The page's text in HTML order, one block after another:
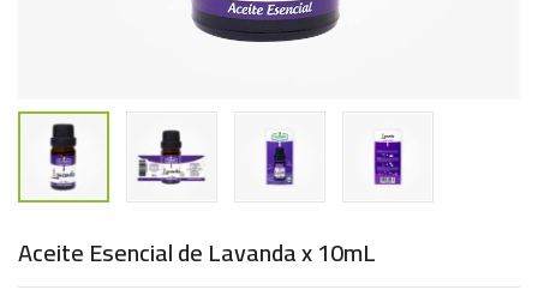
Aceite Esencial de Lavanda x 10mL